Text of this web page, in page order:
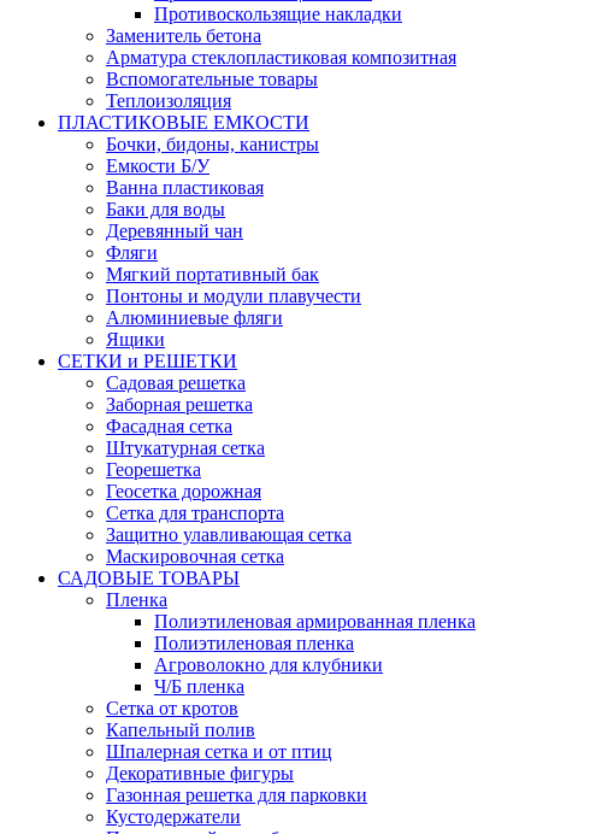
Противоскользящие накладки
Заменитель бетона
Арматура стеклопластиковая композитная
Вспомогательные товары
Теплоизоляция
ПЛАСТИКОВЫЕ ЕМКОСТИ
Бочки, бидоны, канистры
Емкости Б/У
Ванна пластиковая
Баки для воды
Деревянный чан
Фляги
Мягкий портативный бак
Понтоны и модули плавучести
Алюминиевые фляги
Ящики
СЕТКИ и РЕШЕТКИ
Садовая решетка
Заборная решетка
Фасадная сетка
Штукатурная сетка
Георешетка
Геосетка дорожная
Сетка для транспорта
Защитно улавливающая сетка
Маскировочная сетка
САДОВЫЕ ТОВАРЫ
Пленка
Полиэтиленовая армированная пленка
Полиэтиленовая пленка
Агроволокно для клубники
Ч/Б пленка
Сетка от кротов
Капельный полив
Шпалерная сетка и от птиц
Декоративные фигуры
Газонная решетка для парковки
Кустодержатели